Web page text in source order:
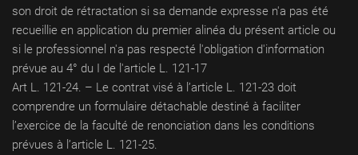
son droit de rétractation si sa demande expresse n'a pas été
recueillie en application du premier alinéa du présent article ou
si le professionnel n'a pas respecté l'obligation d'information
prévue au 4° du I de l'article L. 121-17
Art L. 121-24. – Le contrat visé à l’article L. 121-23 doit
comprendre un formulaire détachable destiné à faciliter
l’exercice de la faculté de renonciation dans les conditions
prévues à l’article L. 121-25.